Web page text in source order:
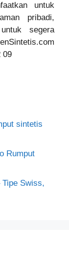
untuk
pribadi,
segera
09
sintetis
Rumput
Swiss,